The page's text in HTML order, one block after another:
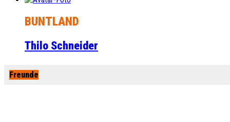
BUNTLAND
Thilo Schneider
Freunde